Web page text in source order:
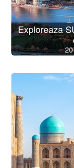
Exploreaza